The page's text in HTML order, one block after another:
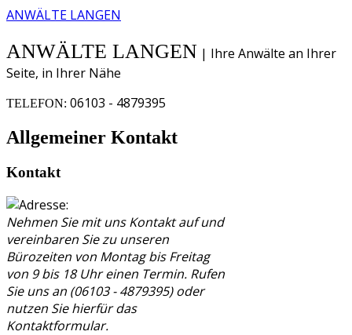
ANWÄLTE LANGEN
ANWÄLTE LANGEN | Ihre Anwälte an Ihrer
Seite, in Ihrer Nähe
TELEFON: 06103 - 4879395
Allgemeiner Kontakt
Kontakt
Nehmen Sie mit uns Kontakt auf und
vereinbaren Sie zu unseren
Bürozeiten von Montag bis Freitag
von 9 bis 18 Uhr einen Termin. Rufen
Sie uns an (06103 - 4879395) oder
nutzen Sie hierfür das
Kontaktformular.